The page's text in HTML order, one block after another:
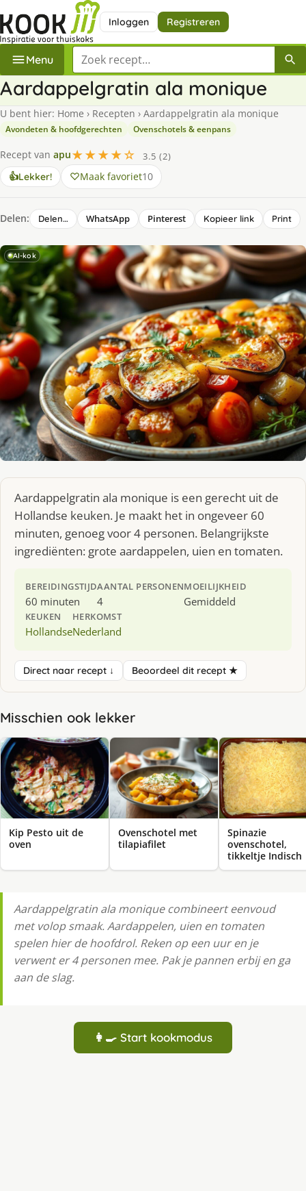
Inloggen Registreren
Menu Zoek een recept
Aardappelgratin ala monique
U bent hier: Home › Recepten › Aardappelgratin ala monique
Avondeten & hoofdgerechten Ovenschotels & eenpans
Recept van apu★★★★☆
3.5 (2)
👍Lekker! Maak favoriet10
Delen: Delen… WhatsApp Pinterest Kopieer link Print
AI-kok
Aardappelgratin ala monique is een gerecht uit de
Hollandse keuken. Je maakt het in ongeveer 60
minuten, genoeg voor 4 personen. Belangrijkste
ingrediënten: grote aardappelen, uien en tomaten.
BEREIDINGSTIJD
60 minuten
AANTAL PERSONEN
4
MOEILIJKHEID
Gemiddeld
KEUKEN
Hollandse
HERKOMST
Nederland
Direct naar recept ↓ Beoordeel dit recept ★
Misschien ook lekker
Kip Pesto uit de
oven
Ovenschotel met
tilapiafilet
Spinazie
ovenschotel,
tikkeltje Indisch
Aardappelgratin ala monique combineert eenvoud
met volop smaak. Aardappelen, uien en tomaten
spelen hier de hoofdrol. Reken op een uur en je
verwent er 4 personen mee. Pak je pannen erbij en ga
aan de slag.
👩‍🍳 Start kookmodus